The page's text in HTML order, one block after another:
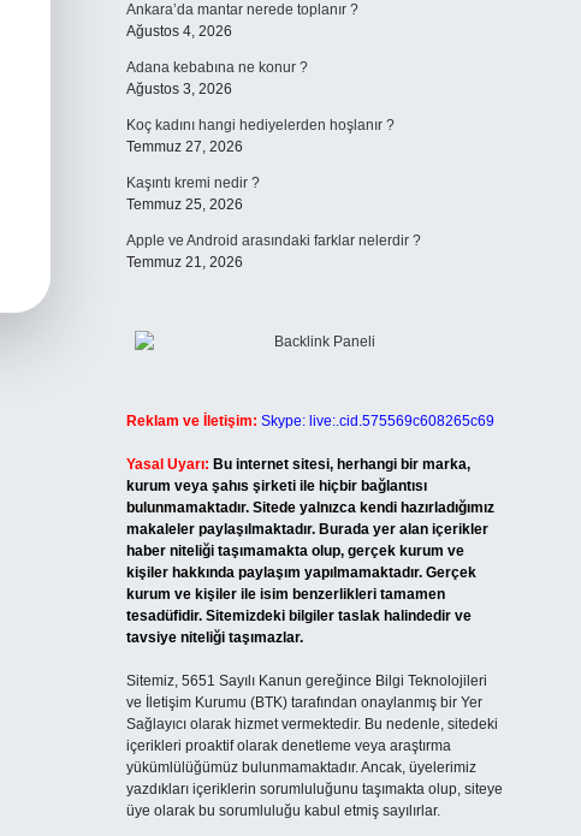
Ankara’da mantar nerede toplanır ?
Ağustos 4, 2026
Adana kebabına ne konur ?
Ağustos 3, 2026
Koç kadını hangi hediyelerden hoşlanır ?
Temmuz 27, 2026
Kaşıntı kremi nedir ?
Temmuz 25, 2026
Apple ve Android arasındaki farklar nelerdir ?
Temmuz 21, 2026
Reklam ve İletişim: Skype: live:.cid.575569c608265c69
Yasal Uyarı: Bu internet sitesi, herhangi bir marka,
kurum veya şahıs şirketi ile hiçbir bağlantısı
bulunmamaktadır. Sitede yalnızca kendi hazırladığımız
makaleler paylaşılmaktadır. Burada yer alan içerikler
haber niteliği taşımamakta olup, gerçek kurum ve
kişiler hakkında paylaşım yapılmamaktadır. Gerçek
kurum ve kişiler ile isim benzerlikleri tamamen
tesadüfidir. Sitemizdeki bilgiler taslak halindedir ve
tavsiye niteliği taşımazlar.
Sitemiz, 5651 Sayılı Kanun gereğince Bilgi Teknolojileri
ve İletişim Kurumu (BTK) tarafından onaylanmış bir Yer
Sağlayıcı olarak hizmet vermektedir. Bu nedenle, sitedeki
içerikleri proaktif olarak denetleme veya araştırma
yükümlülüğümüz bulunmamaktadır. Ancak, üyelerimiz
yazdıkları içeriklerin sorumluluğunu taşımakta olup, siteye
üye olarak bu sorumluluğu kabul etmiş sayılırlar.